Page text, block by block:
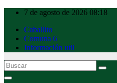
contenido
7 de agosto de 2026 08:18
Caballito
Comuna 6
Información util
Caballito Urbano